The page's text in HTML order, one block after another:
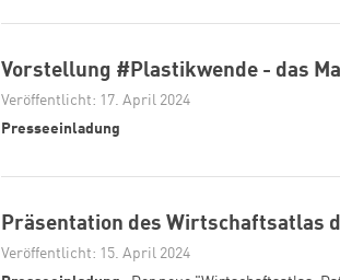
Vorstellung #Plastikwende - das
Veröffentlicht: 17. April 2024
Presseeinladung
Präsentation des Wirtschaftsatlas
Veröffentlicht: 15. April 2024